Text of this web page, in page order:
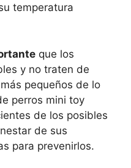
temperatura
que los
y no traten de
pequeños de lo
perros mini toy
de los posibles
de sus
para prevenirlos.